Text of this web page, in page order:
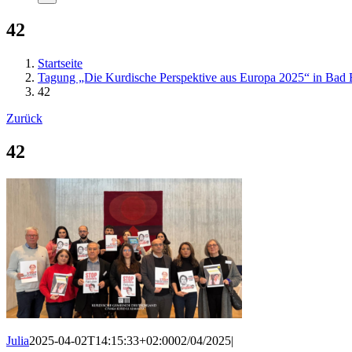
42
Startseite
Tagung „Die Kurdische Perspektive aus Europa 2025“ in Bad
42
Zurück
42
Julia2025-04-02T14:15:33+02:0002/04/2025|